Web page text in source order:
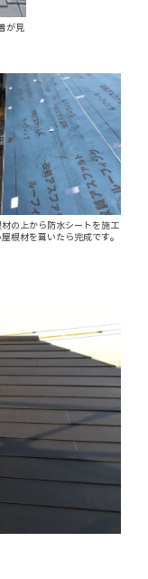
が見
の上から防水シートを施工
根材を葺いたら完成です。